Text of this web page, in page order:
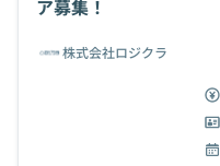
ア募集！
株式会社ロジクラ